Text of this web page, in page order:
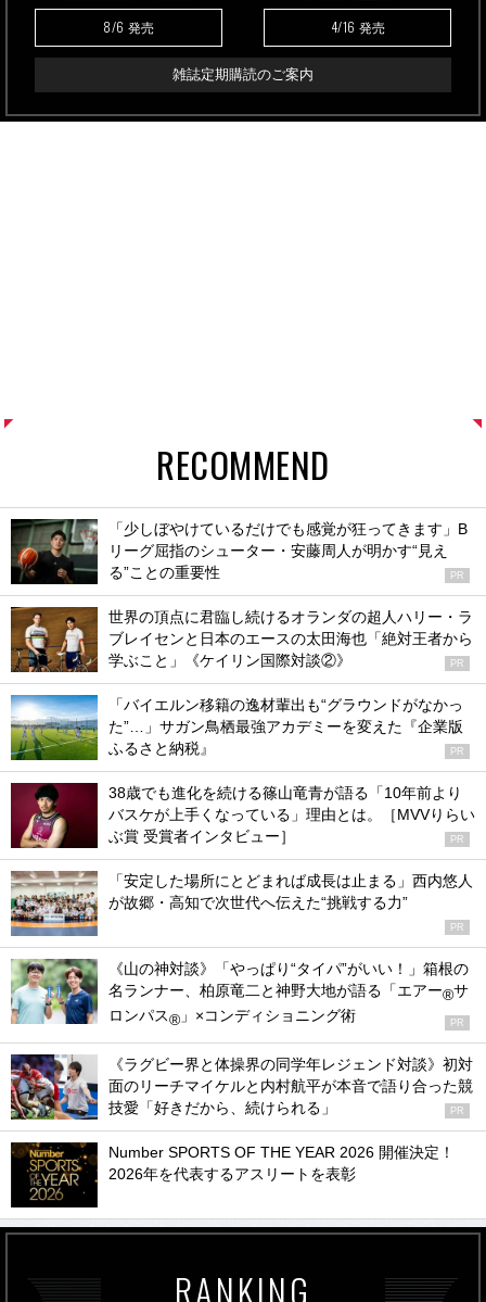
8/6 発売 4/16 発売
雑誌定期購読のご案内
RECOMMEND
「少しぼやけているだけでも感覚が狂ってきます」B
リーグ屈指のシューター・安藤周人が明かす“見え
る”ことの重要性
PR
世界の頂点に君臨し続けるオランダの超人ハリー・ラ
ブレイセンと日本のエースの太田海也「絶対王者から
学ぶこと」《ケイリン国際対談②》
PR
「バイエルン移籍の逸材輩出も“グラウンドがなかっ
た”…」サガン鳥栖最強アカデミーを変えた『企業版
ふるさと納税』
PR
38歳でも進化を続ける篠山竜青が語る「10年前より
バスケが上手くなっている」理由とは。［MVVりらい
ぶ賞 受賞者インタビュー］
PR
「安定した場所にとどまれば成長は止まる」西内悠人
が故郷・高知で次世代へ伝えた“挑戦する力”
PR
《山の神対談》「やっぱり“タイパ”がいい！」箱根の
名ランナー、柏原竜二と神野大地が語る「エアー®サ
ロンパス® 」×コンディショニング術 PR
《ラグビー界と体操界の同学年レジェンド対談》初対
面のリーチマイケルと内村航平が本音で語り合った競
技愛「好きだから、続けられる」
PR
Number SPORTS OF THE YEAR 2026 開催決定！
2026年を代表するアスリートを表彰
RANKING